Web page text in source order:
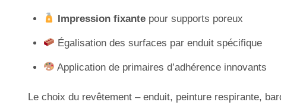
Impression fixantepour supports poreux
Égalisation des surfaces par enduit spécifique
Application de primaires d’adhérence innovants
Le choix du revêtement – enduit, peinture respirante,